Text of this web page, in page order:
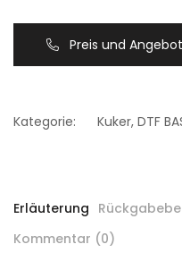
Preis und Angebot
Kategorie: Kuker, DTF
Erläuterung
Kommentar (0)